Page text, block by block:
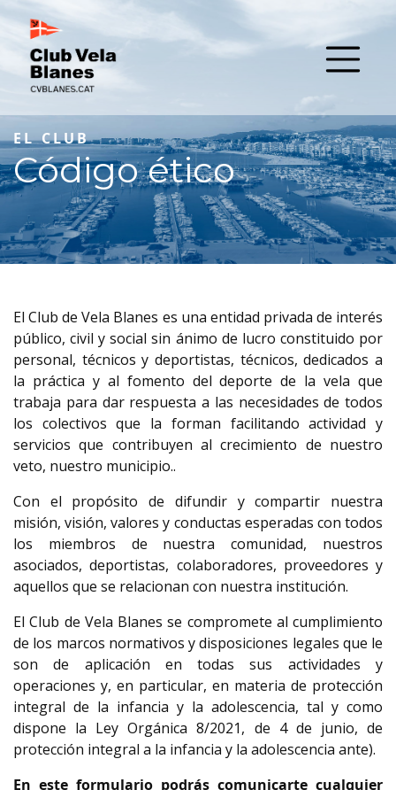
EL CLUB
Código ético
El Club de Vela Blanes es una entidad privada de interés
público, civil y social sin ánimo de lucro constituido por
personal, técnicos y deportistas, técnicos, dedicados a
la práctica y al fomento del deporte de la vela que
trabaja para dar respuesta a las necesidades de todos
los colectivos que la forman facilitando actividad y
servicios que contribuyen al crecimiento de nuestro
veto, nuestro municipio..
Con el propósito de difundir y compartir nuestra
misión, visión, valores y conductas esperadas con todos
los miembros de nuestra comunidad, nuestros
asociados, deportistas, colaboradores, proveedores y
aquellos que se relacionan con nuestra institución.
El Club de Vela Blanes se compromete al cumplimiento
de los marcos normativos y disposiciones legales que le
son de aplicación en todas sus actividades y
operaciones y, en particular, en materia de protección
integral de la infancia y la adolescencia, tal y como
dispone la Ley Orgánica 8/2021, de 4 de junio, de
protección integral a la infancia y la adolescencia ante).
En este formulario podrás comunicarte cualquier